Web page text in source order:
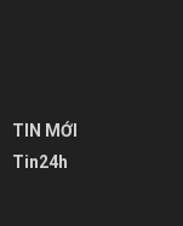
TIN MỚI
Tin24h